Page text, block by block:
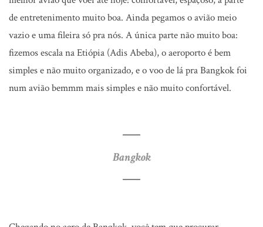
de entretenimento muito boa. Ainda pegamos o avião meio
vazio e uma fileira só p­ra nós. A única parte não muito boa:
fizemos escala na Etiópia (Adis Abeba), o aeroporto é bem
simples e não muito organizado, e o voo de lá pra Bangkok foi
num avião bemmm mais simples e não muito confortável.
Bangkok